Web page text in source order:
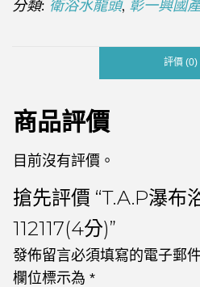
分類: 衛浴水龍頭, 彰一興國
評價 (0)
商品評價
目前沒有評價。
搶先評價 “T.A.P瀑布
112117(4分)”
發佈留言必須填寫的電子郵
欄位標示為 *